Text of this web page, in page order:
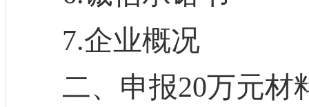
7.企业概况
二、申报20万元材